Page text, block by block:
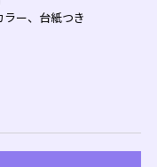
ー、台紙つき